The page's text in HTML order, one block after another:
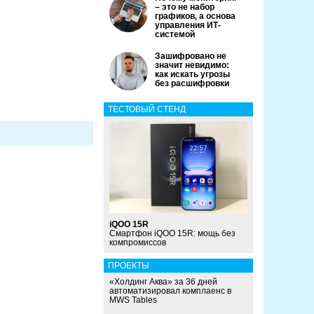
– это не набор
графиков, а основа
управления ИТ-
системой
Зашифровано не
значит невидимо:
как искать угрозы
без расшифровки
ТЕСТОВЫЙ СТЕНД
iQOO 15R
Смартфон iQOO 15R: мощь без
компромиссов
ПРОЕКТЫ
«Холдинг Аква» за 36 дней
автоматизировал комплаенс в
MWS Tables